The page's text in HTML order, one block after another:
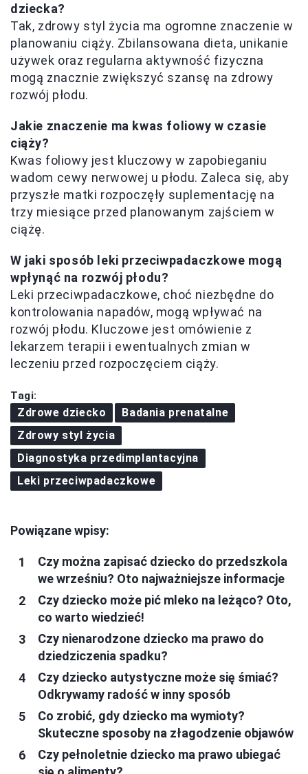
dziecka?
Tak, zdrowy styl życia ma ogromne znaczenie w
planowaniu ciąży. Zbilansowana dieta, unikanie
używek oraz regularna aktywność fizyczna
mogą znacznie zwiększyć szansę na zdrowy
rozwój płodu.
Jakie znaczenie ma kwas foliowy w czasie
ciąży?
Kwas foliowy jest kluczowy w zapobieganiu
wadom cewy nerwowej u płodu. Zaleca się, aby
przyszłe matki rozpoczęły suplementację na
trzy miesiące przed planowanym zajściem w
ciążę.
W jaki sposób leki przeciwpadaczkowe mogą
wpłynąć na rozwój płodu?
Leki przeciwpadaczkowe, choć niezbędne do
kontrolowania napadów, mogą wpływać na
rozwój płodu. Kluczowe jest omówienie z
lekarzem terapii i ewentualnych zmian w
leczeniu przed rozpoczęciem ciąży.
Tagi:
Zdrowe dziecko
Badania prenatalne
Zdrowy styl życia
Diagnostyka przedimplantacyjna
Leki przeciwpadaczkowe
Powiązane wpisy:
Czy można zapisać dziecko do przedszkola
we wrześniu? Oto najważniejsze informacje
Czy dziecko może pić mleko na leżąco? Oto,
co warto wiedzieć!
Czy nienarodzone dziecko ma prawo do
dziedziczenia spadku?
Czy dziecko autystyczne może się śmiać?
Odkrywamy radość w inny sposób
Co zrobić, gdy dziecko ma wymioty?
Skuteczne sposoby na złagodzenie objawów
Czy pełnoletnie dziecko ma prawo ubiegać